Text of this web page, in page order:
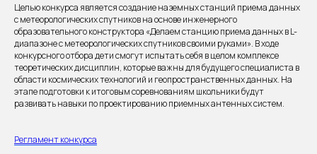
Целью конкурса является создание наземных станций приема данных
с метеорологических спутников на основе инженерного
образовательного конструктора «Делаем станцию приема данных в L-
диапазоне с метеорологических спутников своими руками». В ходе
конкурсного отбора дети смогут испытать себя в целом комплексе
теоретических дисциплин, которые важны для будущего специалиста в
области космических технологий и геопространственных данных. На
этапе подготовки к итоговым соревнованиям школьники будут
развивать навыки по проектированию приемных антенных систем.
Регламент конкурса